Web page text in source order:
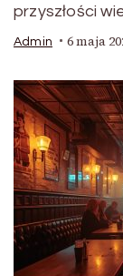
przyszłości
Admin 6 maja